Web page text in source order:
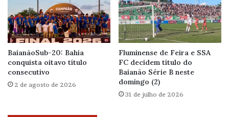
BaianãoSub-20: Bahia
conquista oitavo título
consecutivo
2 de agosto de 2026
Fluminense de Feira e SSA
FC decidem título do
Baianão Série B neste
domingo (2)
31 de julho de 2026